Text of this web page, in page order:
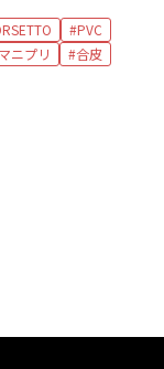
PVC
マニプリ 合皮